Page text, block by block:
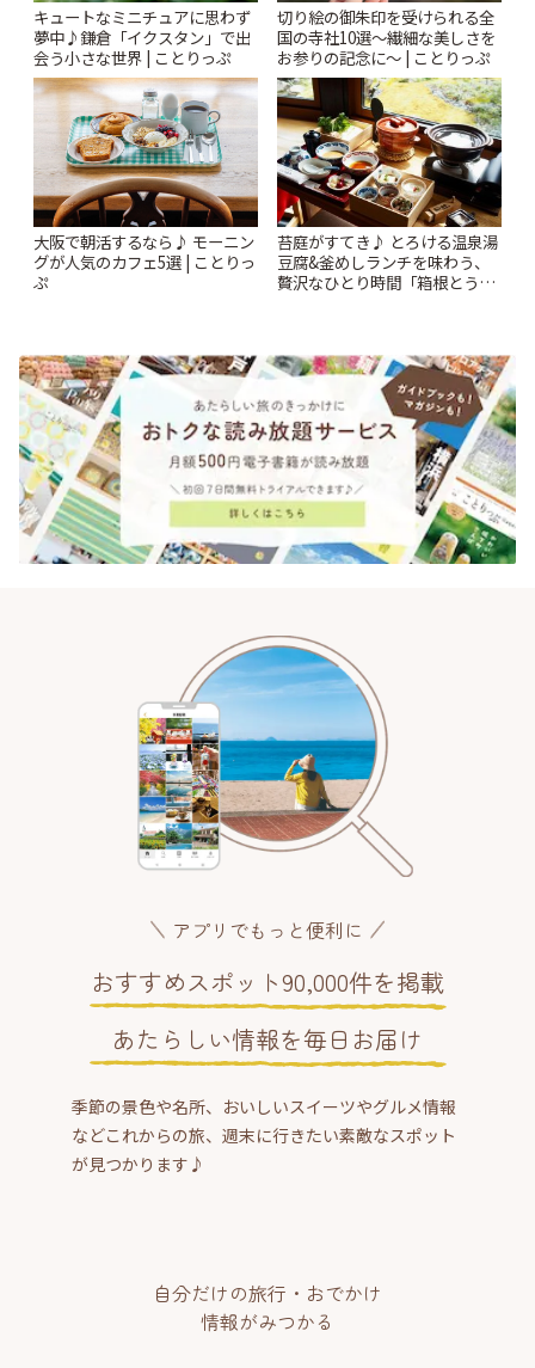
キュートなミニチュアに思わず
夢中♪鎌倉「イクスタン」で出
会う小さな世界 | ことりっぷ
切り絵の御朱印を受けられる全
国の寺社10選〜繊細な美しさを
お参りの記念に〜 | ことりっぷ
大阪で朝活するなら♪ モーニン
グが人気のカフェ5選 | ことりっ
ぷ
苔庭がすてき♪ とろける温泉湯
豆腐&釜めしランチを味わう、
贅沢なひとり時間「箱根とうふ
アプリでもっと便利に
おすすめスポット90,000件を掲載
あたらしい情報を毎日お届け
季節の景色や名所、おいしいスイーツやグルメ情報
などこれからの旅、週末に行きたい素敵なスポット
が見つかります♪
自分だけの旅行・おでかけ
情報がみつかる